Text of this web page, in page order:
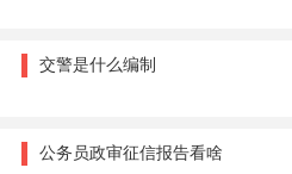
交警是什么编制
公务员政审征信报告看啥